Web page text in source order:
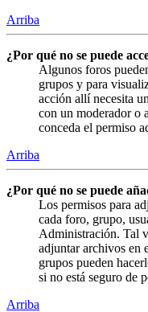
Arriba
¿Por qué no se puede
Algunos foros
grupos y para
acción allí necesita
con un moderador o
conceda el permiso
Arriba
¿Por qué no se puede
Los permisos para
cada foro, grupo,
Administración. Tal
adjuntar archivos en
grupos pueden
si no está seguro de
Arriba